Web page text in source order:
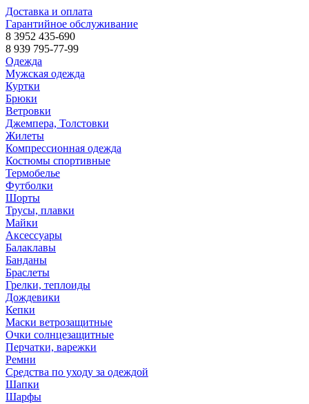
Доставка и оплата
Гарантийное обслуживание
8 3952 435-690
8 939 795-77-99
Одежда
Мужская одежда
Куртки
Брюки
Ветровки
Джемпера, Толстовки
Жилеты
Компрессионная одежда
Костюмы спортивные
Термобелье
Футболки
Шорты
Трусы, плавки
Майки
Аксессуары
Балаклавы
Банданы
Браслеты
Грелки, теплоиды
Дождевики
Кепки
Маски ветрозащитные
Очки солнцезащитные
Перчатки, варежки
Ремни
Средства по уходу за одеждой
Шапки
Шарфы